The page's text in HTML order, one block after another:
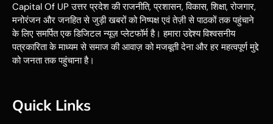
Capital Of UP उत्तर प्रदेश की राजनीति, प्रशासन, विकास, शिक्षा, रोजगार,
मनोरंजन और जनहित से जुड़ी खबरों को निष्पक्ष एवं तेज़ी से पाठकों तक पहुंचाने
के लिए समर्पित एक डिजिटल न्यूज़ प्लेटफॉर्म है। हमारा उद्देश्य विश्वसनीय
पत्रकारिता के माध्यम से समाज की आवाज़ को मजबूती देना और हर महत्वपूर्ण मुद्दे
को जनता तक पहुंचाना है।
Quick Links